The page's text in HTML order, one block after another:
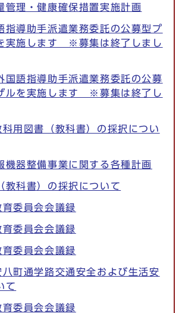
管理・健康確保措置実施計画
指導助手派遣業務委託の公募型プ
実施します ※募集は終了しまし
国語指導助手派遣業務委託の公募
ルを実施します ※募集は終了し
用図書（教科書）の採択につい
機器整備事業に関する各種計画
教科書）の採択について
委員会会議録
委員会会議録
委員会会議録
町通学路交通安全および生活安
て
委員会会議録